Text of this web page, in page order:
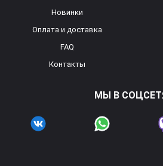
Новинки
Оплата и доставка
FAQ
Контакты
МЫ В